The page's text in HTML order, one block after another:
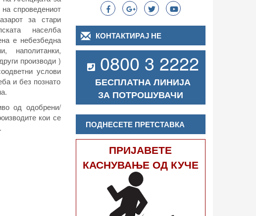
спроведениот
за стари
населба
е небезбедна
наполитанки,
производи )
услови
и без познато
од одобрени/
кои се
КОНТАКТИРАЈ НЕ
0800 3 2222
БЕСПЛАТНА ЛИНИЈА
ЗА ПОТРОШУВАЧИ
ПОДНЕСЕТЕ ПРЕТСТАВКА
ПРИЈАВЕТЕ
КАСНУВАЊЕ ОД КУЧЕ